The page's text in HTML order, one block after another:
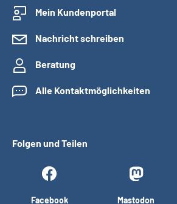
Mein Kundenportal
Nachricht schreiben
Beratung
Alle Kontaktmöglichkeiten
Folgen und Teilen
Facebook Mastodon